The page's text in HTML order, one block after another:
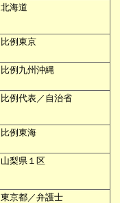
北海道
比例東京
比例九州沖縄
比例代表／自治省
比例東海
山梨県１区
東京都／弁護士